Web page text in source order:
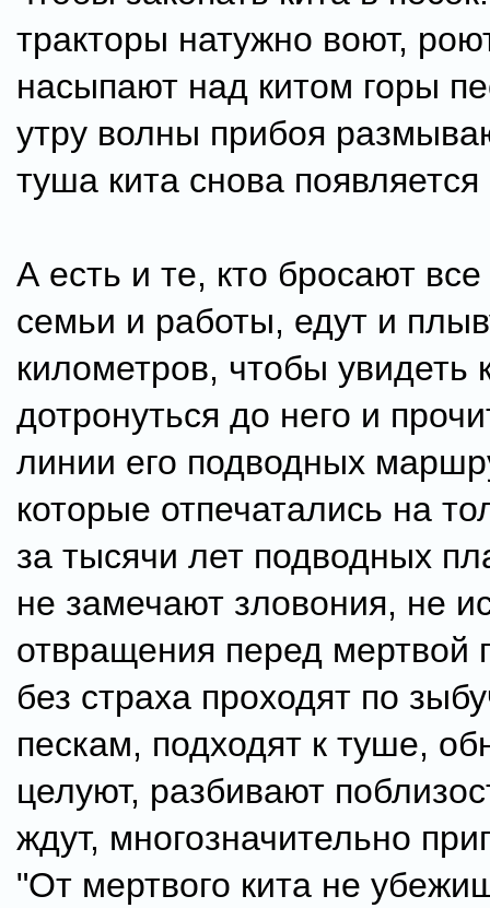
тракторы натужно воют,
насыпают над китом горы
утру волны прибоя
туша кита снова появляется
А есть и те, кто бросают
семьи и работы, едут и
километров, чтобы увидеть
дотронуться до него и
линии его подводных
которые отпечатались на
за тысячи лет подводных
не замечают зловония, не
отвращения перед мертвой
без страха проходят по
пескам, подходят к туше,
целуют, разбивают
ждут, многозначительно
"От мертвого кита не